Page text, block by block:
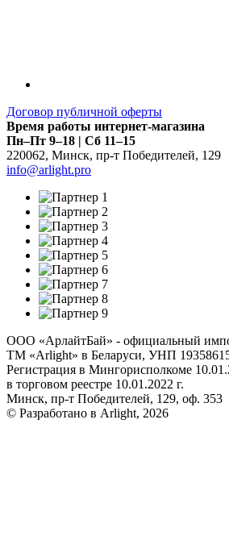
Договор публичной оферты
Время работы интернет-магазина
Пн–Пт 9–18 | Сб 11–15
220062, Минск, пр-т Победителей, 129
info@arlight.pro
ООО «АрлайтБай» - официальный
ТМ «Arlight» в Беларуси, УНП
Регистрация в Мингорисполкоме
в торговом реестре 10.01.2022 г.
Минск, пр-т Победителей, 129, оф. 353
© Разработано в Arlight, 2026